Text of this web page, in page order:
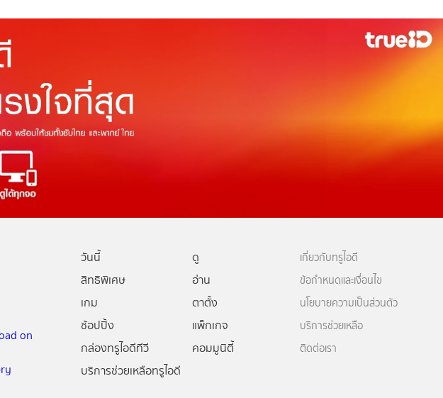
วันนี้
ดู
สิทธิพิเศษ
อ่าน
เกม
ตาตั้ง
ช้อปปิ้ง
แพ็กเกจ
กล่องทรูไอดีทีวี
คอมมูนิตี้
บริการช่วยเหลือทรูไอดี
เกี่ยวกับทรูไอดี
ข้อกำหนดและเงื่อนไข
นโยบายความเป็นส่วนตัว
บริการช่วยเหลือ
ติดต่อเรา